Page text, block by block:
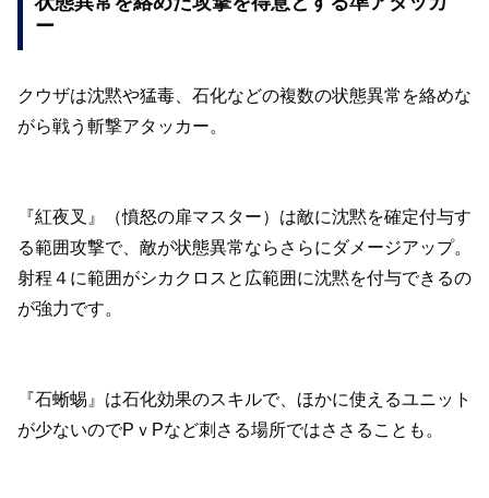
ー
クウザは沈黙や猛毒、石化などの複数の状態異常を絡めな
がら戦う斬撃アタッカー。
『紅夜叉』（憤怒の扉マスター）は敵に沈黙を確定付与す
る範囲攻撃で、敵が状態異常ならさらにダメージアップ。
射程４に範囲がシカクロスと広範囲に沈黙を付与できるの
が強力です。
『石蜥蜴』 は石化効果のスキルで、ほかに使えるユニット
が少ないのでPｖPなど刺さる場所ではささることも。